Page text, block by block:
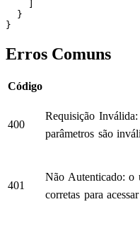
  }
}
Erros Comuns
Código
400
Requisição
parâmetros são
401
Não Autenticado: o
corretas para